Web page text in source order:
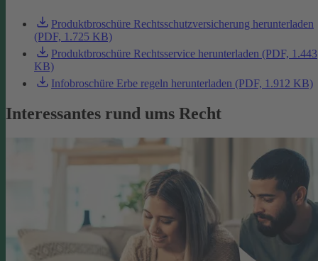
Produktbroschüre Rechtsschutzversicherung herunterladen
(PDF, 1.725 KB)
Produktbroschüre Rechtsservice herunterladen (PDF, 1.443
KB)
Infobroschüre Erbe regeln herunterladen (PDF, 1.912 KB)
Interessantes rund ums Recht